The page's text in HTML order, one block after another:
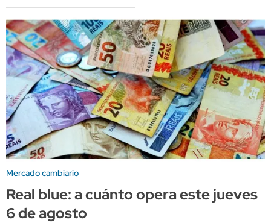
Mercado cambiario
Real blue: a cuánto opera este jueves
6 de agosto